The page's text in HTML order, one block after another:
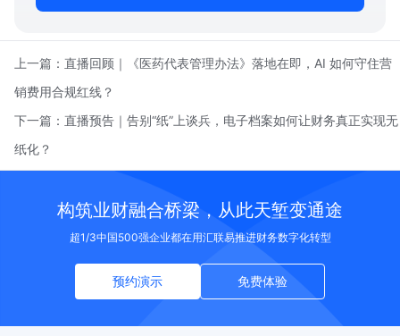
上一篇： 直播回顾｜《医药代表管理办法》落地在即，AI 如何守住营
销费用合规红线？
下一篇： 直播预告｜告别“纸”上谈兵，电子档案如何让财务真正实现无
纸化？
构筑业财融合桥梁，从此天堑变通途
超1/3中国500强企业都在用汇联易推进财务数字化转型
预约演示 免费体验